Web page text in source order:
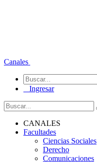
Canales
Ingresar
CANALES
Facultades
Ciencias Sociales
Derecho
Comunicaciones